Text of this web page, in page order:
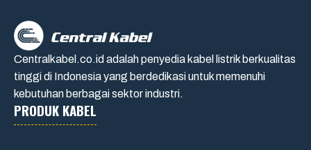
Centralkabel.co.id adalah penyedia kabel listrik berkualitas
tinggi di Indonesia yang berdedikasi untuk memenuhi
kebutuhan berbagai sektor industri.
PRODUK KABEL